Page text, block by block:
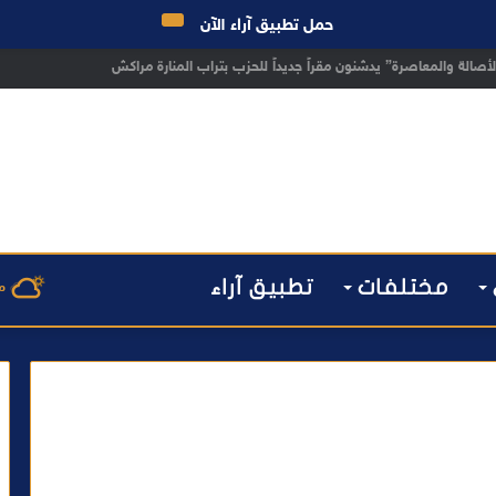
يطيح بقاصر مشتبه في تورطه في سرقة مسلحة..
مختلفات تطبيق آراء
حمل تطبيق آراء الآن